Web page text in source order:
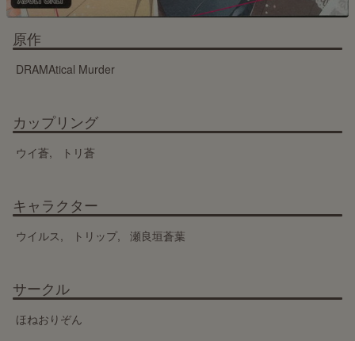
原作
DRAMAtical Murder
カップリング
ウイ蒼 トリ蒼
キャラクター
ウイルス トリップ 瀬良垣蒼葉
サークル
ほねおりぞん